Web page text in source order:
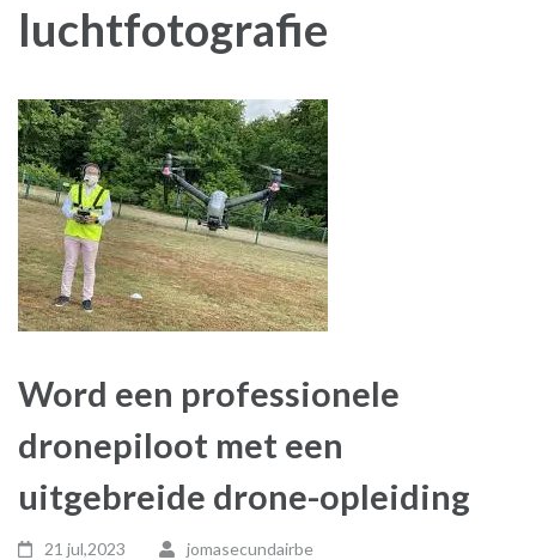
luchtfotografie
Word een professionele
dronepiloot met een
uitgebreide drone-opleiding
21 jul,2023
jomasecundairbe